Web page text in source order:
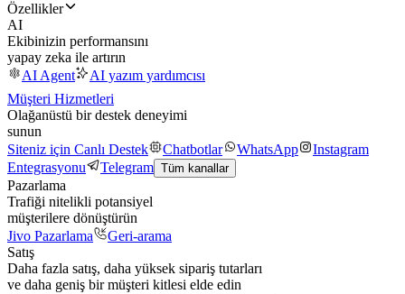
Özellikler
AI
Ekibinizin performansını
yapay zeka ile artırın
AI Agent
AI yazım yardımcısı
Müşteri Hizmetleri
Olağanüstü bir destek deneyimi
sunun
Siteniz için Canlı Destek
Chatbotlar WhatsApp
Instagram
Entegrasyonu
Telegram Tüm kanallar
Pazarlama
Trafiği nitelikli potansiyel
müşterilere dönüştürün
Jivo Pazarlama
Geri-arama
Satış
Daha fazla satış, daha yüksek sipariş tutarları
ve daha geniş bir müşteri kitlesi elde edin